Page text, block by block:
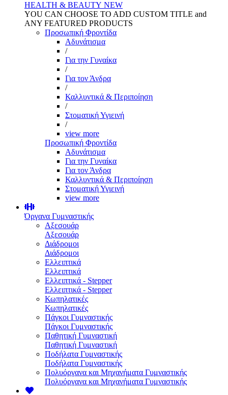
HEALTH & BEAUTY NEW
YOU CAN CHOOSE TO ADD CUSTOM TITLE and
ANY FEATURED PRODUCTS
Προσωπική Φροντίδα
Αδυνάτισμα
/
Για την Γυναίκα
/
Για τον Άνδρα
/
Καλλυντικά & Περιποίηση
/
Στοματική Υγιεινή
/
view more
Προσωπική Φροντίδα
Αδυνάτισμα
Για την Γυναίκα
Για τον Άνδρα
Καλλυντικά & Περιποίηση
Στοματική Υγιεινή
view more
Όργανα Γυμναστικής
Αξεσουάρ
Αξεσουάρ
Διάδρομοι
Διάδρομοι
Ελλειπτικά
Ελλειπτικά
Ελλειπτικά - Stepper
Ελλειπτικά - Stepper
Κωπηλατικές
Κωπηλατικές
Πάγκοι Γυμναστικής
Πάγκοι Γυμναστικής
Παθητική Γυμναστική
Παθητική Γυμναστική
Ποδήλατα Γυμναστικής
Ποδήλατα Γυμναστικής
Πολυόργανα και Μηχανήματα Γυμναστικής
Πολυόργανα και Μηχανήματα Γυμναστικής